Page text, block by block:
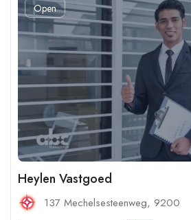
Open
Heylen Vastgoed
137 Mechelsesteenweg, 9200